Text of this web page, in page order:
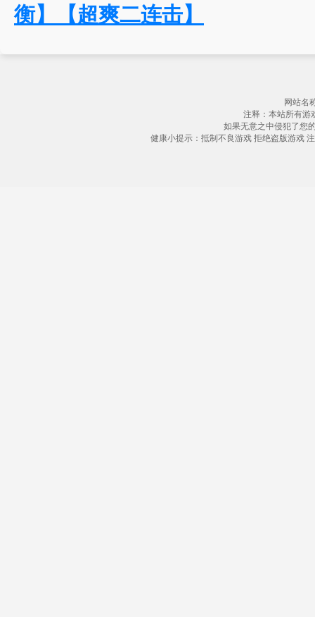
衡】【超爽二连击】
网站名
注释：本站所有游
如果无意之中侵犯了您
健康小提示：抵制不良游戏 拒绝盗版游戏